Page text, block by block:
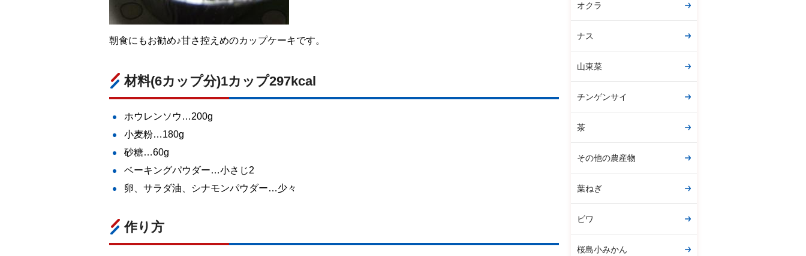
朝食にもお勧め♪甘さ控えめのカップケーキです。
材料(6カップ分)1カップ297kcal
ホウレンソウ…200g
小麦粉…180g
砂糖…60g
ベーキングパウダー…小さじ2
卵、サラダ油、シナモンパウダー…少々
作り方
オクラ
ナス
山東菜
チンゲンサイ
茶
その他の農産物
葉ねぎ
ビワ
桜島小みかん